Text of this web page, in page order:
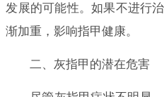
发展的可能性。如果不进行
渐加重，影响指甲健康。
二、灰指甲的潜在危害